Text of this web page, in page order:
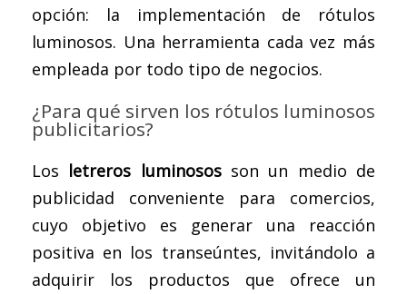
opción: la implementación de rótulos
luminosos. Una herramienta cada vez más
empleada por todo tipo de negocios.
¿Para qué sirven los rótulos luminosos
publicitarios?
Los letreros luminososson un medio de
publicidad conveniente para comercios,
cuyo objetivo es generar una reacción
positiva en los transeúntes, invitándolo a
adquirir los productos que ofrece un